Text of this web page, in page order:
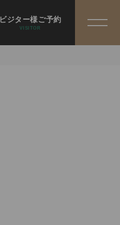
ビジター様ご予約
VISITOR